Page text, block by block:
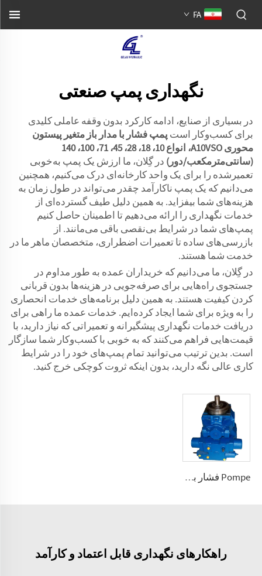
FA
نگهداری پمپ صنعتی
در بسیاری از صنایع، ادامه کارکرد بدون وقفه عاملی کلیدی
برای کسب‌وکار است پمپ فشار با مدار باز متغیر پیستون
محوری A10VSO، انواع 10، 18، 28، 45، 71، 100، 140
(سانتی‌مترمکعب/دور) در گِلان، ما ارزش یک پمپ به‌خوبی
تعمیرشده را برای یک واحد کارخانه‌ای درک می‌کنیم، همچنین
می‌دانیم که یک پمپ ناکارآمد چقدر می‌تواند در طول زمان به
هزینه‌های شما بیفزاید. به همین دلیل طیف گسترده‌ای از
خدمات نگهداری را ارائه می‌دهیم تا اطمینان حاصل کنیم
پمپ‌های شما در شرایط بی‌نقصی باقی می‌مانند. از
بازرسی‌های ساده تا تعمیرات اضطراری، متخصصان ماهر ما در
خدمت شما هستند.
در گِلان، ما می‌دانیم که خریداران عمده به طور مداوم در
جستجوی راه‌هایی برای صرفه‌جویی در هزینه‌ها بدون قربانی
کردن کیفیت هستند. به همین دلیل برنامه‌های خدمات انحصاری
را به ویژه برای شما ایجاد کرده‌ایم. خدمات عمده ما راهی برای
دریافت خدمات نگهداری پیشگیرانه و تعمیراتی که نیاز دارید، با
قیمت‌هایی فراهم می‌کنند که به خوبی با کسب‌وکار شما سازگار
است. بدین ترتیب می‌توانید تمام پمپ‌های خود را در شرایط
کاری عالی نگه دارید، بدون اینکه ثروت کوچکی خرج کنید.
Pompe فشار بالا با ظرفیت تغییرپذیر A2V 250، 355، 500، 1000
راهکارهای نگهداری قابل اعتماد و کارآمد